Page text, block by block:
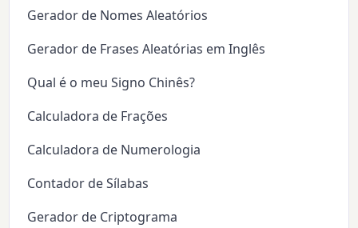
Gerador de Nomes Aleatórios
Gerador de Frases Aleatórias em Inglês
Qual é o meu Signo Chinês?
Calculadora de Frações
Calculadora de Numerologia
Contador de Sílabas
Gerador de Criptograma